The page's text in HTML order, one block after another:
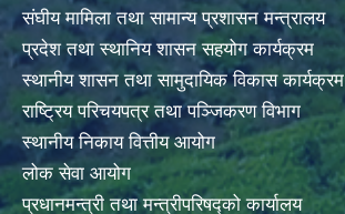
संघीय मामिला तथा सामान्य प्रशासन मन्त्रालय
प्रदेश तथा स्थानिय शासन सहयोग कार्यक्रम
स्थानीय शासन तथा सामुदायिक विकास कार्यक्रम
राष्ट्रिय परिचयपत्र तथा पञ्जिकरण विभाग
स्थानीय निकाय वित्तीय आयोग
लोक सेवा आयोग
प्रधानमन्त्री तथा मन्त्रीपरिषद्को कार्यालय